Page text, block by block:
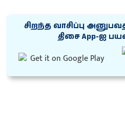
சிறந்த வாசிப்பு
திசை App-ஐ